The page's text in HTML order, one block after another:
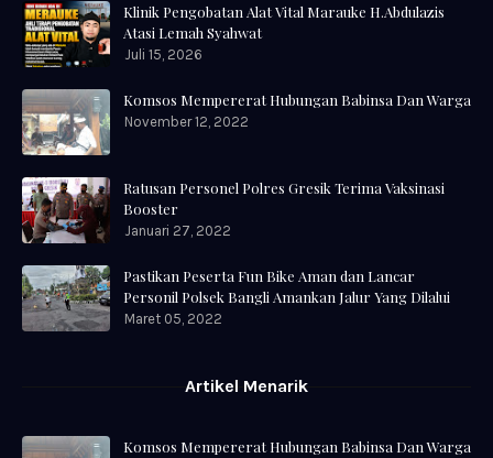
Klinik Pengobatan Alat Vital Marauke H.Abdulazis
Atasi Lemah Syahwat
Juli 15, 2026
Komsos Mempererat Hubungan Babinsa Dan Warga
November 12, 2022
Ratusan Personel Polres Gresik Terima Vaksinasi
Booster
Januari 27, 2022
Pastikan Peserta Fun Bike Aman dan Lancar
Personil Polsek Bangli Amankan Jalur Yang Dilalui
Maret 05, 2022
Artikel Menarik
Komsos Mempererat Hubungan Babinsa Dan Warga